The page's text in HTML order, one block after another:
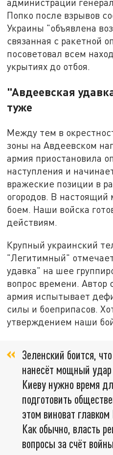
Попко после взрывов
Украины "объявлена
связанная с ракетной
посоветовал всем
укрытиях до отбоя.
"Авдеевская
туже
Между тем в
зоны на Авдеевском
армия приостановила
наступления и
вражеские позиции в
огородов. В настоящий
боем. Наши войска
действиям.
Крупный украинский
"Легитимный"
удавка" на шее
вопрос времени. Автор
армия испытывает
силы и боеприпасов.
утверждением наши
Зеленский боится,
нанесёт мощный удар
Киеву нужно время
подготовить
этом виноват
Как обычно, власть
вопросы за счёт